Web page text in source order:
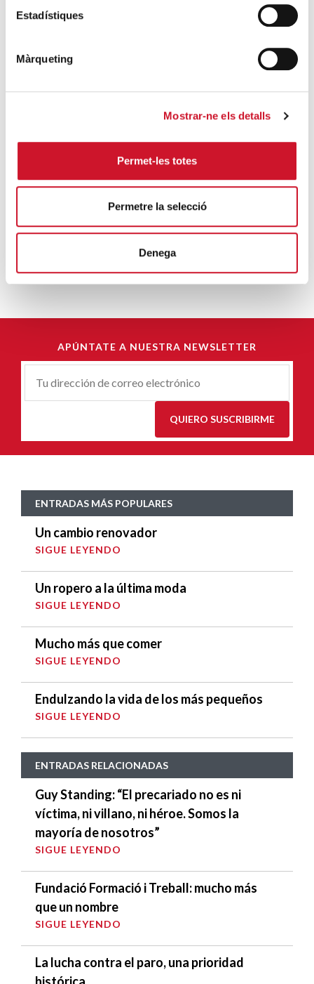
Estadístiques
Màrqueting
Mostrar-ne els detalls
Permet-les totes
Permetre la selecció
Denega
Me siento muy bien como persona”.
CÁRITAS DIOCESANA DE BARCELONA
APÚNTATE A NUESTRA NEWSLETTER
Correu-
QUIERO SUSCRIBIRME
ENTRADAS MÁS POPULARES
Un cambio renovador
SIGUE LEYENDO
Un ropero a la última moda
SIGUE LEYENDO
Mucho más que comer
SIGUE LEYENDO
Endulzando la vida de los más pequeños
SIGUE LEYENDO
ENTRADAS RELACIONADAS
Guy Standing: “El precariado no es ni
víctima, ni villano, ni héroe. Somos la
mayoría de nosotros”
SIGUE LEYENDO
Fundació Formació i Treball: mucho más
que un nombre
SIGUE LEYENDO
La lucha contra el paro, una prioridad
histórica